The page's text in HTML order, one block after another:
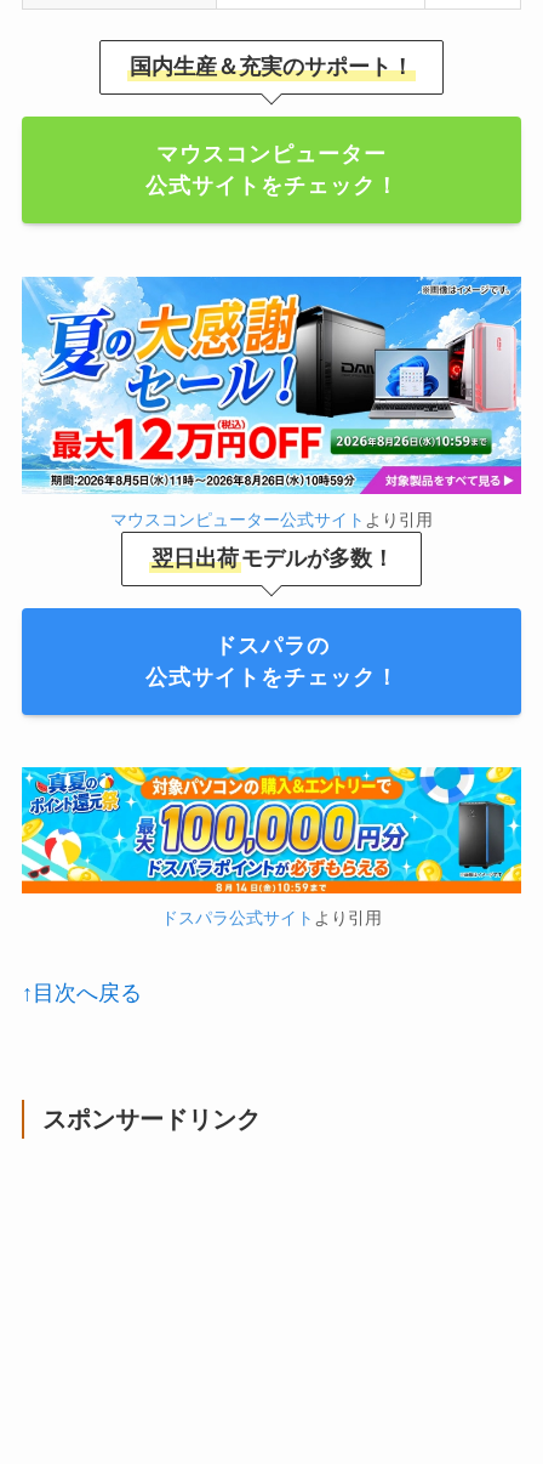
国内生産＆充実のサポート！
マウスコンピューター
公式サイトをチェック！
マウスコンピューター公式サイト より引用
翌日出荷モデルが多数！
ドスパラの
公式サイトをチェック！
ドスパラ公式サイト より引用
↑目次へ戻る
スポンサードリンク